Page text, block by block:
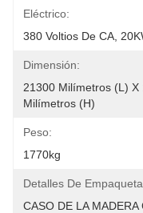
Eléctrico:
380 Voltios De CA,
Dimensión:
21300 Milímetros (l) X
Milímetros (h)
Peso:
1770kg
Detalles De
CASO DE LA MADERA